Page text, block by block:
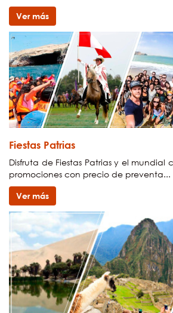
Ver más
Fiestas Patrias
Disfruta de Fiestas Patrias y el mundial
promociones con precio de preventa...
Ver más